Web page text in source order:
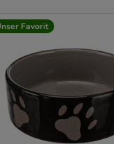
Favorit